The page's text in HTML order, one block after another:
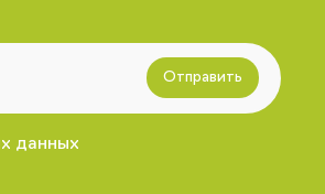
Отправить
данных